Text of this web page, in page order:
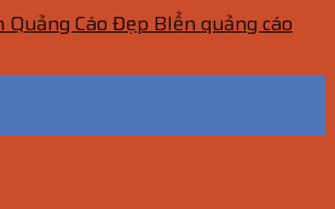
Quảng Cáo Đẹp BIển quảng cáo